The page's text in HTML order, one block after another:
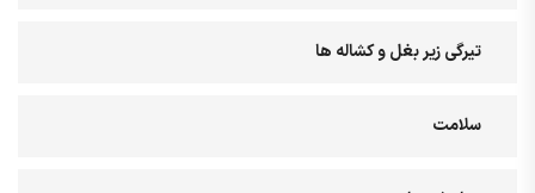
تیرگی زیر بغل و کشاله ها
سلامت